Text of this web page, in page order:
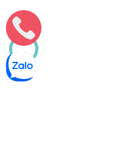
Môi Trường Minh Tâm
Hút hầm cầu tại Phước